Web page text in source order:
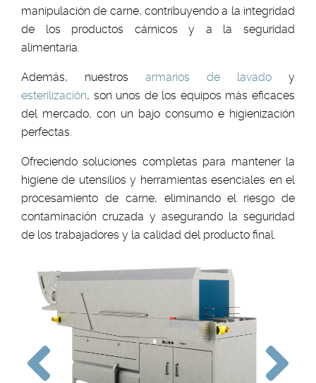
manipulación de carne, contribuyendo a la integridad
de los productos cárnicos y a la seguridad
alimentaria.
Además, nuestros armarios de lavado y
esterilización, son unos de los equipos más eficaces
del mercado, con un bajo consumo e higienización
perfectas.
Ofreciendo soluciones completas para mantener la
higiene de utensilios y herramientas esenciales en el
procesamiento de carne, eliminando el riesgo de
contaminación cruzada y asegurando la seguridad
de los trabajadores y la calidad del producto final.